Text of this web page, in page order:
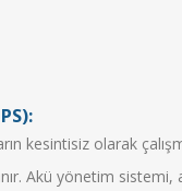
kesintisiz olarak
Akü yönetim